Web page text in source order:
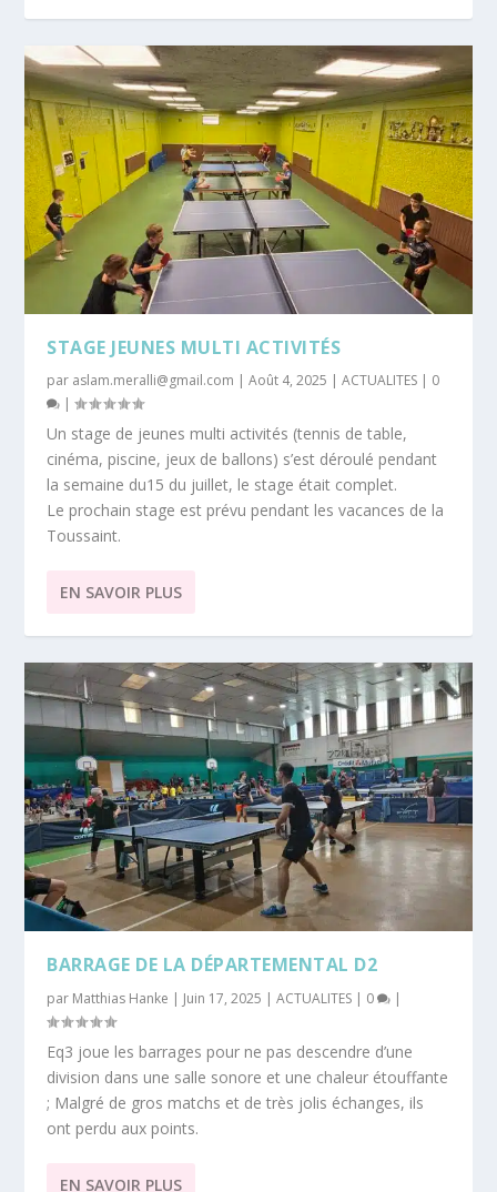
STAGE JEUNES MULTI ACTIVITÉS
par aslam.meralli@gmail.com |Août 4, 2025 |ACTUALITES | 0
|
Un stage de jeunes multi activités (tennis de table,
cinéma, piscine, jeux de ballons) s’est déroulé pendant
la semaine du15 du juillet, le stage était complet.
Le prochain stage est prévu pendant les vacances de la
Toussaint.
EN SAVOIR PLUS
BARRAGE DE LA DÉPARTEMENTAL D2
par Matthias Hanke | Juin 17, 2025 |ACTUALITES | 0 |
Eq3 joue les barrages pour ne pas descendre d’une
division dans une salle sonore et une chaleur étouffante
; Malgré de gros matchs et de très jolis échanges, ils
ont perdu aux points.
EN SAVOIR PLUS